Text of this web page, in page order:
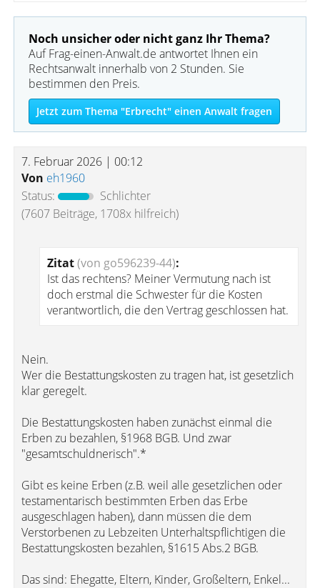
Noch unsicher oder nicht ganz Ihr Thema?
Auf Frag-einen-Anwalt.de antwortet Ihnen ein
Rechtsanwalt innerhalb von 2 Stunden. Sie
bestimmen den Preis.
Jetzt zum Thema "Erbrecht" einen Anwalt fragen
7. Februar 2026 | 00:12
Von eh1960
Status:
Schlichter
(7607 Beiträge, 1708x hilfreich)
Zitat(von go596239-44):
Ist das rechtens? Meiner Vermutung nach ist
doch erstmal die Schwester für die Kosten
verantwortlich, die den Vertrag geschlossen hat.
Nein.
Wer die Bestattungskosten zu tragen hat, ist gesetzlich
klar geregelt.
Die Bestattungskosten haben zunächst einmal die
Erben zu bezahlen, §1968 BGB. Und zwar
"gesamtschuldnerisch".*
Gibt es keine Erben (z.B. weil alle gesetzlichen oder
testamentarisch bestimmten Erben das Erbe
ausgeschlagen haben), dann müssen die dem
Verstorbenen zu Lebzeiten Unterhaltspflichtigen die
Bestattungskosten bezahlen, §1615 Abs.2 BGB.
Das sind: Ehegatte, Eltern, Kinder, Großeltern, Enkel...